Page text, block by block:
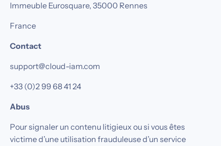
Immeuble Eurosquare, 35000 Rennes
France
Contact
support@cloud-iam.com
+33 (0)2 99 68 41 24‍
Abus
Pour signaler un contenu litigieux ou si vous êtes
victime d’une utilisation frauduleuse d’un service